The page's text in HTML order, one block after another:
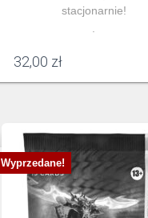
stacjonarnie!
32,00 zł
Wyprzedane!